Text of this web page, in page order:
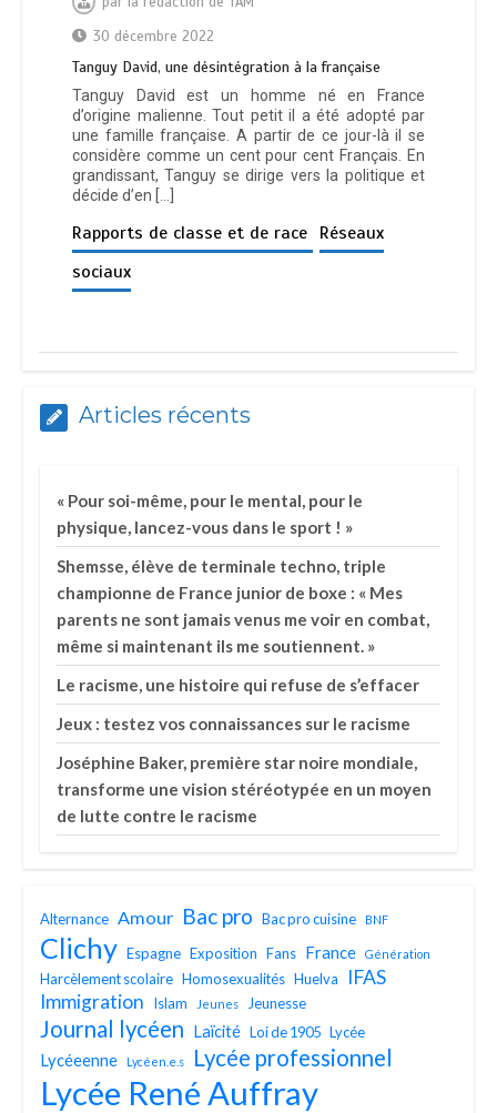
30 décembre 2022
Таnguу Dаνіd, unе déѕіntégrаtіоn à lа frаnçаіѕе
Tanguy David est un homme né en France
d’origine malienne. Tout petit il a été adopté par
une famille française. A partir de ce jour-là il se
considère comme un cent pour cent Français. En
grandissant, Tanguy se dirige vers la politique et
décide d’en […]
Rapports de classe et de race Réseaux
sociaux
Articles récents
« Pour soi-même, pour le mental, pour le
physique, lancez-vous dans le sport ! »
Shemsse, élève de terminale techno, triple
championne de France junior de boxe : « Mes
parents ne sont jamais venus me voir en combat,
même si maintenant ils me soutiennent. »
Le racisme, une histoire qui refuse de s’effacer
Jeux : testez vos connaissances sur le racisme
Joséphine Baker, première star noire mondiale,
transforme une vision stéréotypée en un moyen
de lutte contre le racisme
Alternance Amour Bac pro Bac pro cuisine BNF
Clichy Espagne Exposition Fans France Génération
Harcèlement scolaire Homosexualités Huelva
IFAS
Immigration
Islam Jeunes Jeunesse
Journal lycéen Laïcité Loi de 1905 Lycée
Lycéeenne Lycéen.e.s Lycée professionnel
Lycée René Auffray